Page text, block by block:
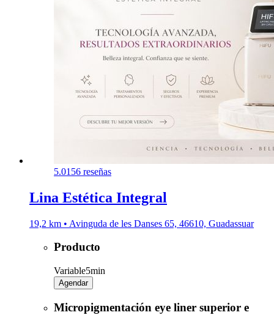
5.0156 reseñas
Lina Estética Integral
19,2 km • Avinguda de les Danses 65, 46610, Guadassuar
Producto
Variable5min
Agendar
Micropigmentación eye liner superior e